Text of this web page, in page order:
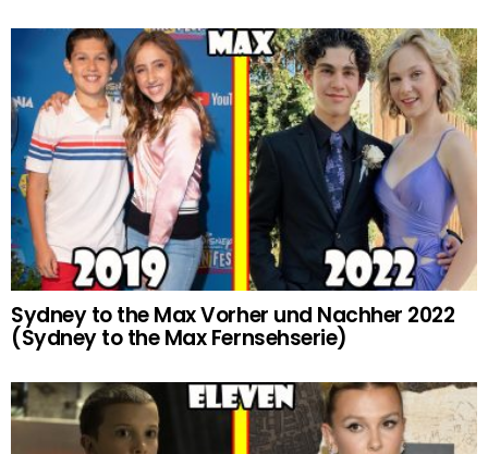
Sydney to the Max Vorher und Nachher 2022
(Sydney to the Max Fernsehserie)